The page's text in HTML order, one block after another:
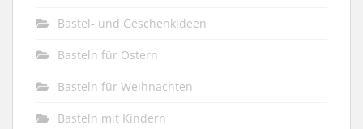
Bastel- und Geschenkideen
Basteln für Ostern
Basteln für Weihnachten
Basteln mit Kindern